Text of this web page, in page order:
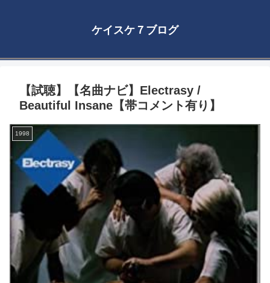
ケイスケ７ブログ
【試聴】【名曲ナビ】Electrasy /
Beautiful Insane【帯コメント有り】
1998